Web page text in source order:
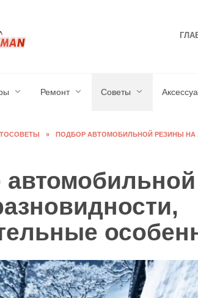
Ремонт Советы
»
ПОДБОР АВТОМОБИЛЬНОЙ РЕЗИНЫ